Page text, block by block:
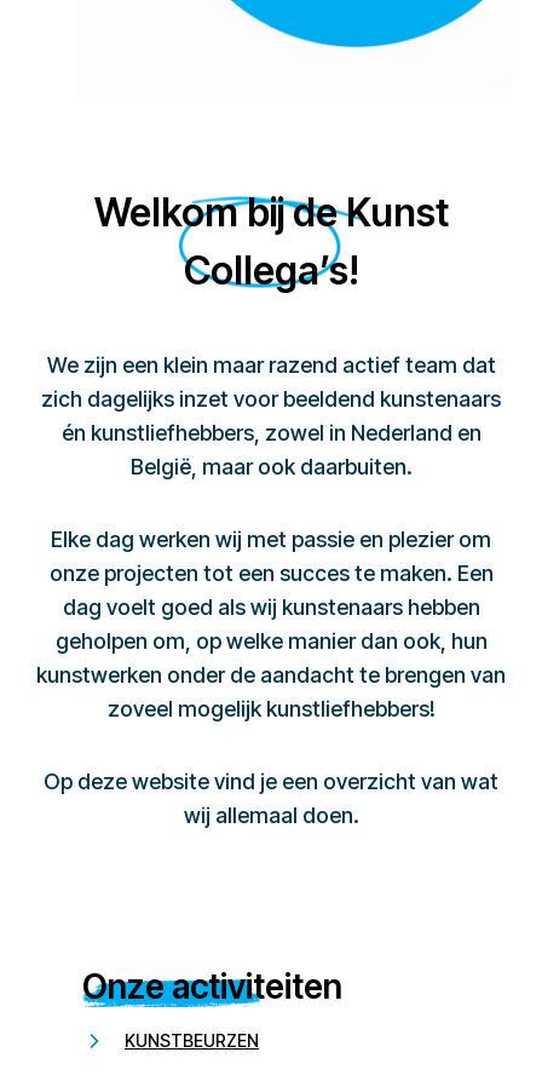
Welkom bij de Kunst
Collega’s!
We zijn een klein maar razend actief team dat
zich dagelijks inzet voor beeldend kunstenaars
én kunstliefhebbers, zowel in Nederland en
België, maar ook daarbuiten.
Elke dag werken wij met passie en plezier om
onze projecten tot een succes te maken. Een
dag voelt goed als wij kunstenaars hebben
geholpen om, op welke manier dan ook, hun
kunstwerken onder de aandacht te brengen van
zoveel mogelijk kunstliefhebbers!
Op deze website vind je een overzicht van wat
wij allemaal doen.
Onze activiteiten
KUNSTBEURZEN